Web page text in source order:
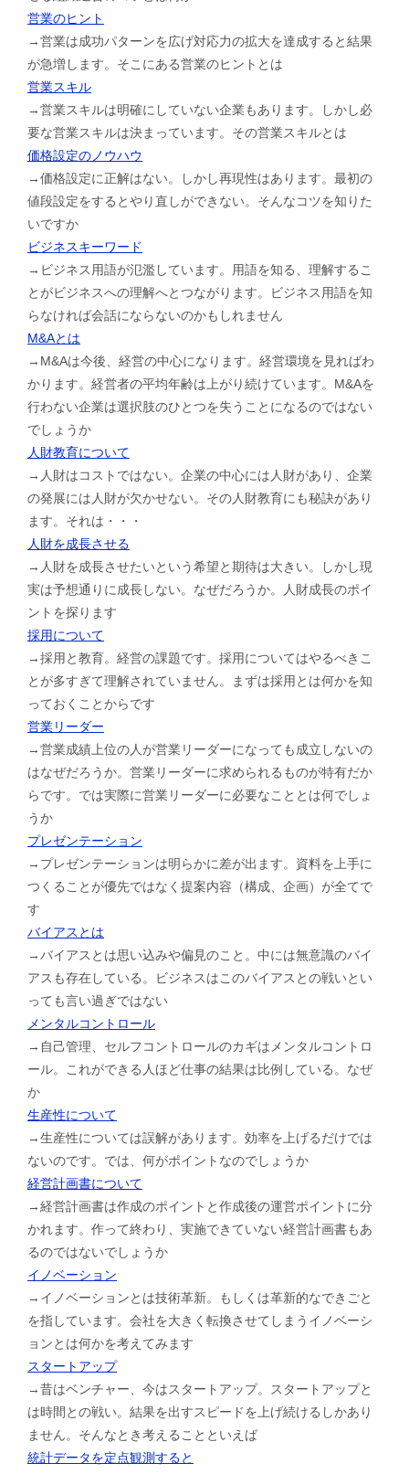
営業のヒント
→営業は成功パターンを広げ対応力の拡大を達成すると結果
が急増します。そこにある営業のヒントとは
営業スキル
→営業スキルは明確にしていない企業もあります。しかし必
要な営業スキルは決まっています。その営業スキルとは
価格設定のノウハウ
→価格設定に正解はない。しかし再現性はあります。最初の
値段設定をするとやり直しができない。そんなコツを知りた
いですか
ビジネスキーワード
→ビジネス用語が氾濫しています。用語を知る、理解するこ
とがビジネスへの理解へとつながります。ビジネス用語を知
らなければ会話にならないのかもしれません
M&Aとは
→M&Aは今後、経営の中心になります。経営環境を見ればわ
かります。経営者の平均年齢は上がり続けています。M&Aを
行わない企業は選択肢のひとつを失うことになるのではない
でしょうか
人財教育について
→人財はコストではない。企業の中心には人財があり、企業
の発展には人財が欠かせない。その人財教育にも秘訣があり
ます。それは・・・
人財を成長させる
→人財を成長させたいという希望と期待は大きい。しかし現
実は予想通りに成長しない。なぜだろうか。人財成長のポイ
ントを探ります
採用について
→採用と教育。経営の課題です。採用についてはやるべきこ
とが多すぎて理解されていません。まずは採用とは何かを知
っておくことからです
営業リーダー
→営業成績上位の人が営業リーダーになっても成立しないの
はなぜだろうか。営業リーダーに求められるものが特有だか
らです。では実際に営業リーダーに必要なこととは何でしょ
うか
プレゼンテーション
→プレゼンテーションは明らかに差が出ます。資料を上手に
つくることが優先ではなく提案内容（構成、企画）が全てで
す
バイアスとは
→バイアスとは思い込みや偏見のこと。中には無意識のバイ
アスも存在している。ビジネスはこのバイアスとの戦いとい
っても言い過ぎではない
メンタルコントロール
→自己管理、セルフコントロールのカギはメンタルコントロ
ール。これができる人ほど仕事の結果は比例している。なぜ
か
生産性について
→生産性については誤解があります。効率を上げるだけでは
ないのです。では、何がポイントなのでしょうか
経営計画書について
→経営計画書は作成のポイントと作成後の運営ポイントに分
かれます。作って終わり、実施できていない経営計画書もあ
るのではないでしょうか
イノベーション
→イノベーションとは技術革新。もしくは革新的なできごと
を指しています。会社を大きく転換させてしまうイノベーシ
ョンとは何かを考えてみます
スタートアップ
→昔はベンチャー、今はスタートアップ。スタートアップと
は時間との戦い。結果を出すスピードを上げ続けるしかあり
ません。そんなとき考えることといえば
統計データを定点観測すると